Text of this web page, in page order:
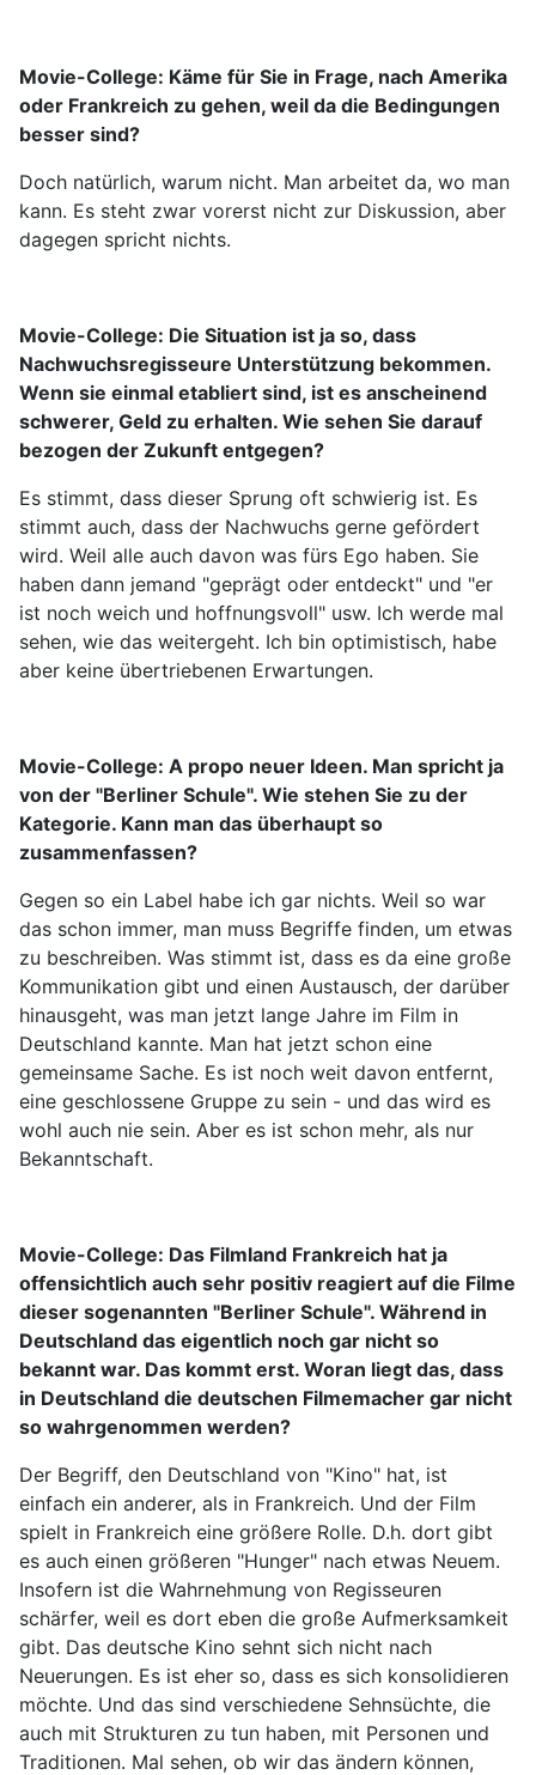
Movie-College: Käme für Sie in Frage, nach Amerika
oder Frankreich zu gehen, weil da die Bedingungen
besser sind?
Doch natürlich, warum nicht. Man arbeitet da, wo man
kann. Es steht zwar vorerst nicht zur Diskussion, aber
dagegen spricht nichts.
Movie-College: Die Situation ist ja so, dass
Nachwuchsregisseure Unterstützung bekommen.
Wenn sie einmal etabliert sind, ist es anscheinend
schwerer, Geld zu erhalten. Wie sehen Sie darauf
bezogen der Zukunft entgegen?
Es stimmt, dass dieser Sprung oft schwierig ist. Es
stimmt auch, dass der Nachwuchs gerne gefördert
wird. Weil alle auch davon was fürs Ego haben. Sie
haben dann jemand "geprägt oder entdeckt" und "er
ist noch weich und hoffnungsvoll" usw. Ich werde mal
sehen, wie das weitergeht. Ich bin optimistisch, habe
aber keine übertriebenen Erwartungen.
Movie-College: A propo neuer Ideen. Man spricht ja
von der "Berliner Schule". Wie stehen Sie zu der
Kategorie. Kann man das überhaupt so
zusammenfassen?
Gegen so ein Label habe ich gar nichts. Weil so war
das schon immer, man muss Begriffe finden, um etwas
zu beschreiben. Was stimmt ist, dass es da eine große
Kommunikation gibt und einen Austausch, der darüber
hinausgeht, was man jetzt lange Jahre im Film in
Deutschland kannte. Man hat jetzt schon eine
gemeinsame Sache. Es ist noch weit davon entfernt,
eine geschlossene Gruppe zu sein - und das wird es
wohl auch nie sein. Aber es ist schon mehr, als nur
Bekanntschaft.
Movie-College: Das Filmland Frankreich hat ja
offensichtlich auch sehr positiv reagiert auf die Filme
dieser sogenannten "Berliner Schule". Während in
Deutschland das eigentlich noch gar nicht so
bekannt war. Das kommt erst. Woran liegt das, dass
in Deutschland die deutschen Filmemacher gar nicht
so wahrgenommen werden?
Der Begriff, den Deutschland von "Kino" hat, ist
einfach ein anderer, als in Frankreich. Und der Film
spielt in Frankreich eine größere Rolle. D.h. dort gibt
es auch einen größeren "Hunger" nach etwas Neuem.
Insofern ist die Wahrnehmung von Regisseuren
schärfer, weil es dort eben die große Aufmerksamkeit
gibt. Das deutsche Kino sehnt sich nicht nach
Neuerungen. Es ist eher so, dass es sich konsolidieren
möchte. Und das sind verschiedene Sehnsüchte, die
auch mit Strukturen zu tun haben, mit Personen und
Traditionen. Mal sehen, ob wir das ändern können,